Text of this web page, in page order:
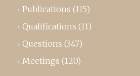
Publications (115)
Qualifications (11)
Questions (347)
Meetings (120)